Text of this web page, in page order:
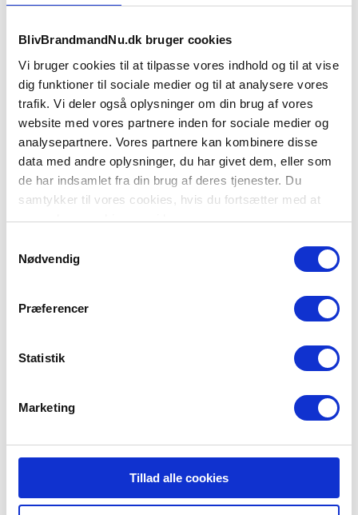
BlivBrandmandNu.dk bruger cookies
Vi bruger cookies til at tilpasse vores indhold og til at vise
dig funktioner til sociale medier og til at analysere vores
trafik. Vi deler også oplysninger om din brug af vores
website med vores partnere inden for sociale medier og
analysepartnere. Vores partnere kan kombinere disse
data med andre oplysninger, du har givet dem, eller som
de har indsamlet fra din brug af deres tjenester. Du
samtykker til vores cookies, hvis du fortsætter med at
anvende vores hjemmeside.
Nødvendig
Præferencer
Statistik
Marketing
Tillad alle cookies
Falck Aars
Markedsvej 13
9600 Aars
Kontaktperson:
Falcks Brandvagtcentral, Afd. for ansøgninger
brandmand@falck.dk
+45 70 27 29 54
Træffetid:
Hele døgnet
Ansættelsesforhold:
Send ansøgning
Det skal du vide om Falck Aars
Krav til afstand eller mødetid